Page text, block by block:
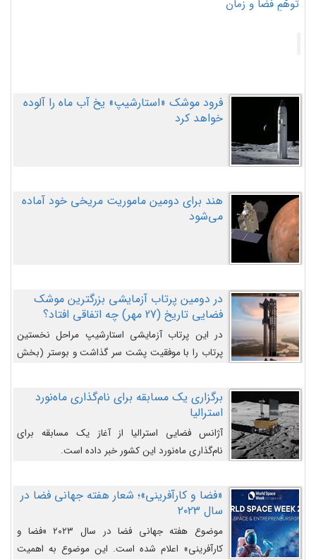
تَوهّمِ فضا و زمان
فرود موشک «استارشیپ» یخ آب ماه را آلوده
خواهد کرد
هند برای دومین ماموریت مریخی خود آماده
می‌شود
در دومین پرتاب آزمایشی بزرگترین موشک
فضایی تاریخ (27 مهر‌) چه اتفاقی افتاد؟
در این پرتاب آزمایشی استارشیپ مراحل نخستین
پرتاب را با موفقیت پشت سر گذاشت و بوستر (بخش
را وارد مسیر از پیش تعیین‌شده کند و سپس با یک
مکانیزم جدید با موفقیت از آن جدا شود. ‌
برگزاری یک مسابقه برای نام‌گذاری ماه‌نورد
استرالیا
آژانس فضایی استرالیا از آغاز یک مسابقه برای
نام‌گذاری ماه‌نورد این کشور خبر داده است.
«فضا و کارآفرینی»؛ شعار هفته جهانی فضا در
سال ۲۰۲۳
موضوع هفته جهانی فضا در سال ۲۰۲۳ «فضا و
کارآفرینی» اعلام شده است. این موضوع به اهمیت